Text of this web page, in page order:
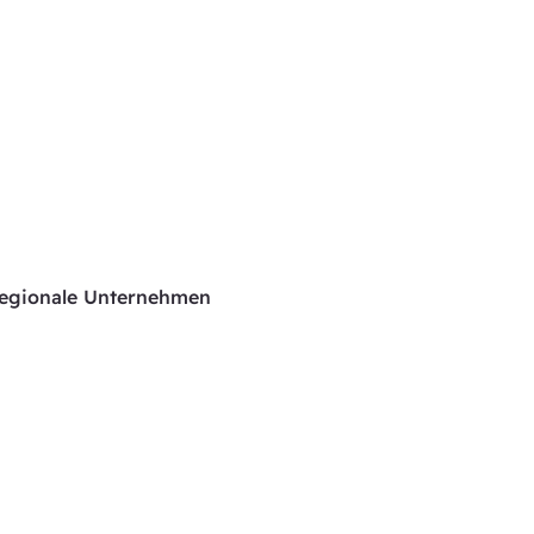
Unternehmen